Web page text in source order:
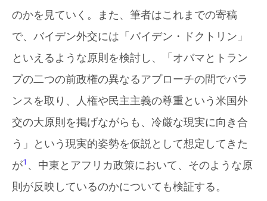
のかを見ていく。また、筆者はこれまでの寄稿
で、バイデン外交には「バイデン・ドクトリン」
といえるような原則を検討し、「オバマとトラン
プの二つの前政権の異なるアプローチの間でバラ
ンスを取り、人権や民主主義の尊重という米国外
交の大原則を掲げながらも、冷厳な現実に向き合
う」という現実的姿勢を仮説として想定してきた
が1 、中東とアフリカ政策において、そのような原
則が反映しているのかについても検証する。